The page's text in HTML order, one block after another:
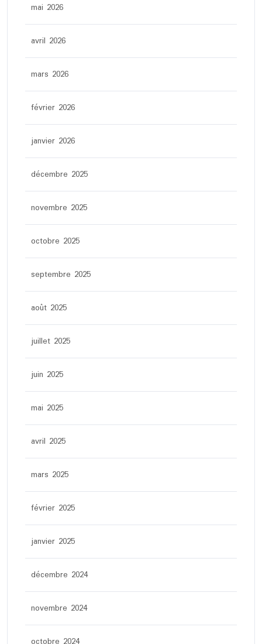
mai 2026
avril 2026
mars 2026
février 2026
janvier 2026
décembre 2025
novembre 2025
octobre 2025
septembre 2025
août 2025
juillet 2025
juin 2025
mai 2025
avril 2025
mars 2025
février 2025
janvier 2025
décembre 2024
novembre 2024